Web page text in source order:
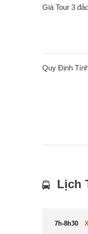
Giá Tour 3
Quy Định
Lịch
7h-8h30